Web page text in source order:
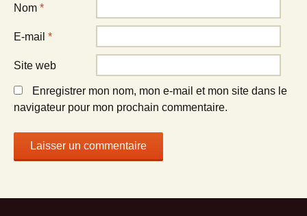
Nom *
E-mail *
Site web
Enregistrer mon nom, mon e-mail et mon site dans le
navigateur pour mon prochain commentaire.